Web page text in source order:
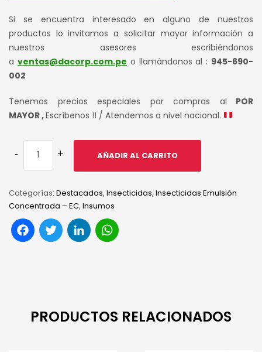
Si se encuentra interesado en alguno de nuestros
productos lo invitamos a solicitar mayor información a
nuestros asesores escribiéndonos
a ventas@dacorp.com.pe o llamándonos al : 945-690-
002
Tenemos precios especiales por compras al POR
MAYOR ,Escríbenos !! / Atendemos a nivel nacional.
AÑADIR AL CARRITO
Categorías: Destacados, Insecticidas, Insecticidas Emulsión
Concentrada – EC, Insumos
Facebook
TwitterLinkedIn
PRODUCTOS RELACIONADOS